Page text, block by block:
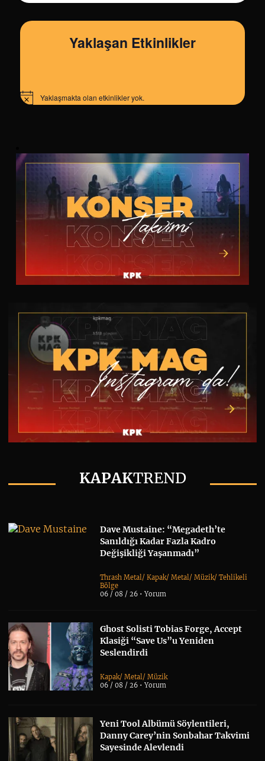
Yaklaşan Etkinlikler
Notice Yaklaşmakta olan etkinlikler yok.
KAPAKTREND
Dave Mustaine: “Megadeth’te
Sanıldığı Kadar Fazla Kadro
Değişikliği Yaşanmadı”
Thrash Metal/Kapak/Metal/Müzik/Tehlikeli
Bölge
06 / 08 / 26 •Yorum
Ghost Solisti Tobias Forge, Accept
Klasiği “Save Us”u Yeniden
Seslendirdi
Kapak/Metal/Müzik
06 / 08 / 26 •Yorum
Yeni Tool Albümü Söylentileri,
Danny Carey’nin Sonbahar Takvimi
Sayesinde Alevlendi